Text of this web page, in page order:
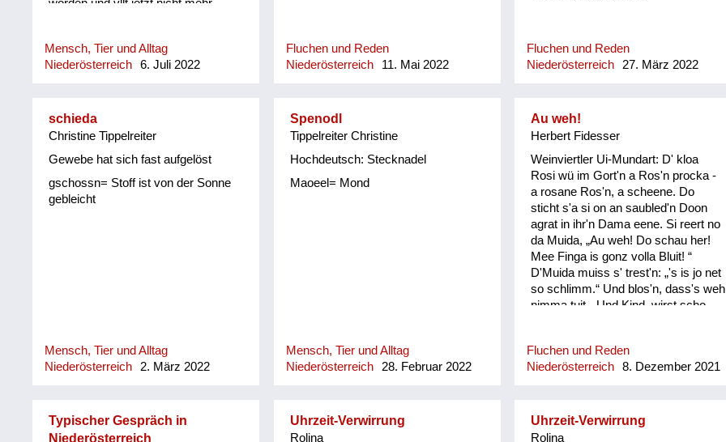
angekübelt sein Angestochen sein
versumpft...
worden und vllt jetzt nicht mehr
Mensch, Tier und Alltag
Niederösterreich
6. Juli 2022
Fluchen und Reden
Niederösterreich
11. Mai 2022
Fluchen und Reden
Niederösterreich
27. März 2022
schieda
Christine Tippelreiter
Gewebe hat sich fast aufgelöst
gschossn= Stoff ist von der Sonne
gebleicht
Mensch, Tier und Alltag
Niederösterreich
2. März 2022
Spenodl
Tippelreiter Christine
Hochdeutsch: Stecknadel
Maoeel= Mond
Mensch, Tier und Alltag
Niederösterreich
28. Februar 2022
Au weh!
Herbert Fidesser
Weinviertler Ui-Mundart: D' kloa
Rosi wü im Gort'n a Ros'n procka -
a rosane Ros'n, a scheene. Do
sticht s'a si on an saubled'n Doon
agrat in ihr'n Dama eene. Si reert no
da Muida, „Au weh! Do schau her!
Mee Finga is gonz volla Bluit! “
D'Muida muiss s' trest'n: „'s is jo net
so schlimm.“ Und blos'n, dass's weh
nimma tuit. „Und Kind, wirst scho
Rosi erscht recht o ins Plaz'n: "Und
wonn… und wonn… und wonn…
Fluchen und Reden
Niederösterreich
8. Dezember 2021
Typischer Gespräch in
Niederösterreich
Uhrzeit-Verwirrung
Rolina
Uhrzeit-Verwirrung
Rolina